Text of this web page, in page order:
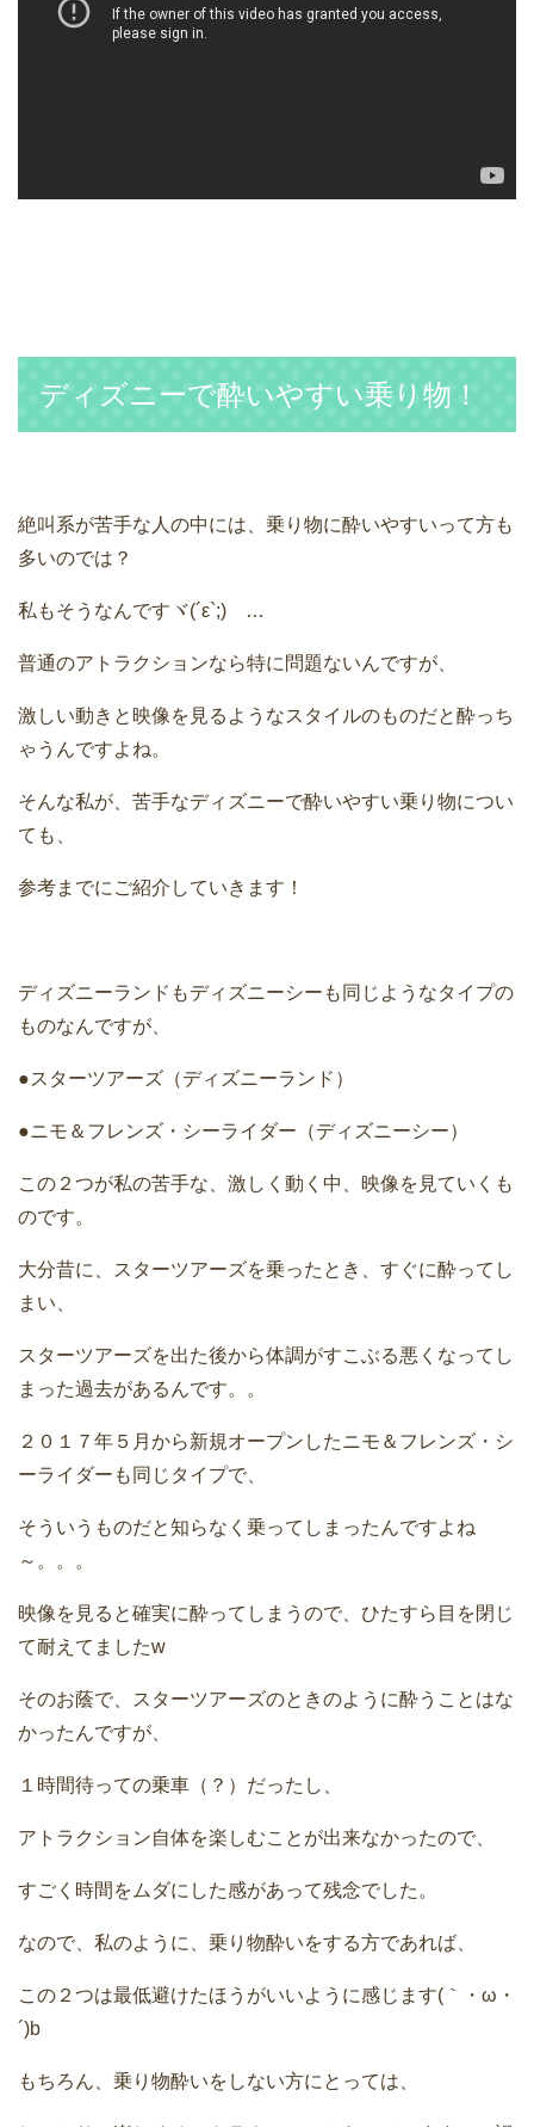
ディズニーで酔いやすい乗り物！
絶叫系が苦手な人の中には、乗り物に酔いやすいって方も
多いのでは？
私もそうなんですヾ(´ε`;)ゝ…
普通のアトラクションなら特に問題ないんですが、
激しい動きと映像を見るようなスタイルのものだと酔っち
ゃうんですよね。
そんな私が、苦手なディズニーで酔いやすい乗り物につい
ても、
参考までにご紹介していきます！
ディズニーランドもディズニーシーも同じようなタイプの
ものなんですが、
●スターツアーズ（ディズニーランド）
●ニモ＆フレンズ・シーライダー（ディズニーシー）
この２つが私の苦手な、激しく動く中、映像を見ていくも
のです。
大分昔に、スターツアーズを乗ったとき、すぐに酔ってし
まい、
スターツアーズを出た後から体調がすこぶる悪くなってし
まった過去があるんです。。
２０１７年５月から新規オープンしたニモ＆フレンズ・シ
ーライダーも同じタイプで、
そういうものだと知らなく乗ってしまったんですよね
～。。。
映像を見ると確実に酔ってしまうので、ひたすら目を閉じ
て耐えてましたw
そのお蔭で、スターツアーズのときのように酔うことはな
かったんですが、
１時間待っての乗車（？）だったし、
アトラクション自体を楽しむことが出来なかったので、
すごく時間をムダにした感があって残念でした。
なので、私のように、乗り物酔いをする方であれば、
この２つは最低避けたほうがいいように感じます(｀・ω・
´)b
もちろん、乗り物酔いをしない方にとっては、